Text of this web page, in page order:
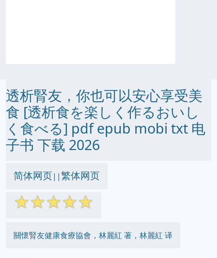
透析腎友，你也可以安心享受美
食 [透析食を楽しく作るおいし
く食べる] pdf epub mobi txt 电
子书 下载 2026
简体网页||繁体网页
☆☆☆☆☆
關懷腎友健康食療協會，林麗紅 著，林麗紅 译